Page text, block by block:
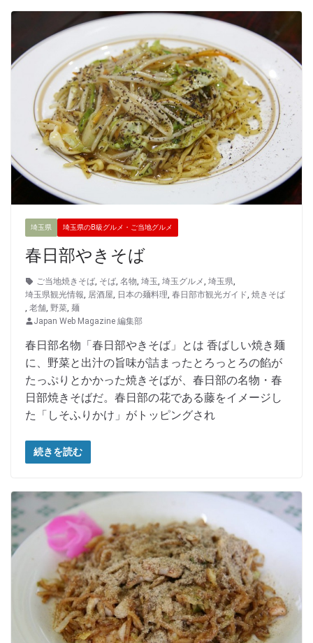
埼玉県 埼玉県のB級グルメ・ご当地グルメ
春日部やきそば
ご当地焼きそば そば 名物 埼玉 埼玉グルメ 埼玉県
埼玉県観光情報
居酒屋 日本の麺料理 春日部市観光ガイド 焼きそば
老舗 野菜 麺
Japan Web Magazine 編集部
春日部名物「春日部やきそば」とは 香ばしい焼き麺
に、野菜と出汁の旨味が詰まったとろっとろの餡が
たっぷりとかかった焼きそばが、春日部の名物・春
日部焼きそばだ。春日部の花である藤をイメージし
た「しそふりかけ」がトッピングされ
続きを読む